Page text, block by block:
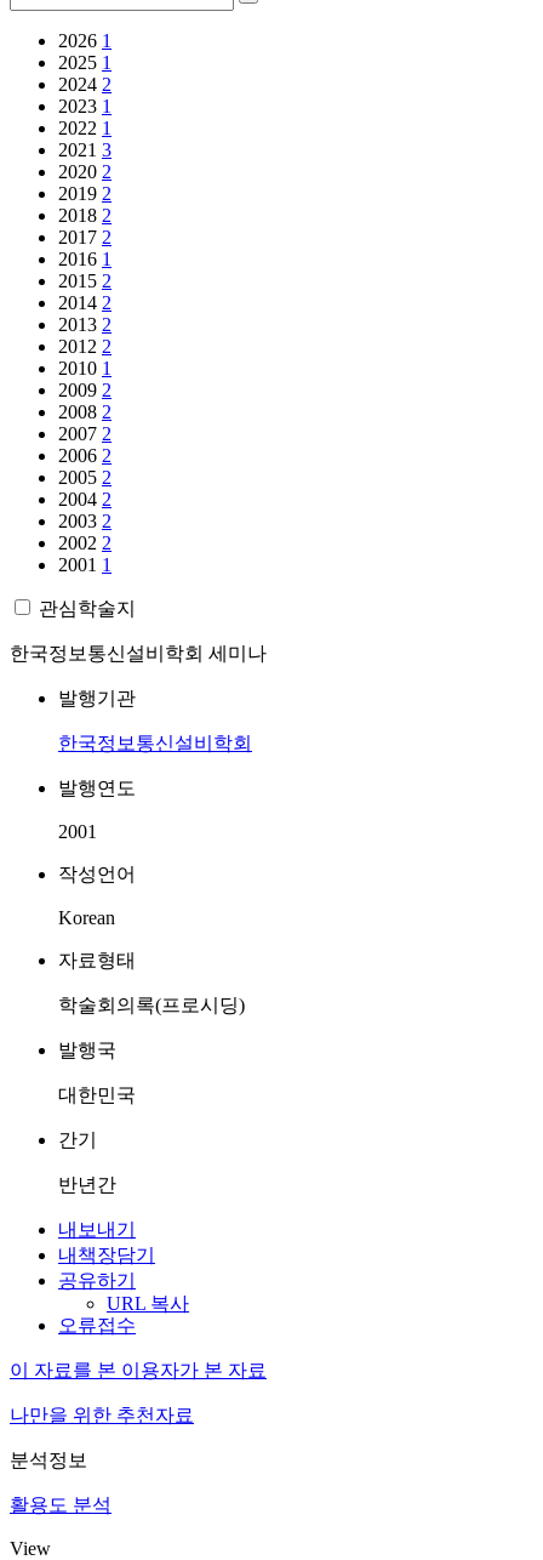
2026 1
2025 1
2024 2
2023 1
2022 1
2021 3
2020 2
2019 2
2018 2
2017 2
2016 1
2015 2
2014 2
2013 2
2012 2
2010 1
2009 2
2008 2
2007 2
2006 2
2005 2
2004 2
2003 2
2002 2
2001 1
관심학술지
한국정보통신설비학회 세미나
발행기관
한국정보통신설비학회
발행연도
2001
작성언어
Korean
자료형태
학술회의록(프로시딩)
발행국
대한민국
간기
반년간
내보내기
내책장담기
공유하기
URL 복사
오류접수
이 자료를 본 이용자가 본 자료
나만을 위한 추천자료
분석정보
활용도 분석
View